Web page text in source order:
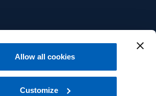
Allow all cookies
Customize